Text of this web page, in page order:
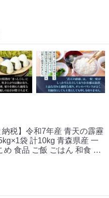
税】令和7年産 青天の霹靂
袋 計10kg 青森県産 一
食品 ご飯 ごはん 和食 炊
協同組合 板柳基幹支店 板